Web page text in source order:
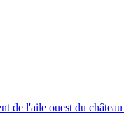
de l'aile ouest du